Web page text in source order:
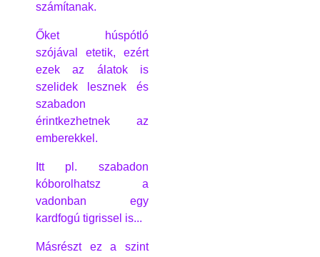
számítanak.
Őket húspótló
szójával etetik, ezért
ezek az álatok is
szelidek lesznek és
szabadon
érintkezhetnek az
emberekkel.
Itt pl. szabadon
kóborolhatsz a
vadonban egy
kardfogú tigrissel is...
Másrészt ez a szint